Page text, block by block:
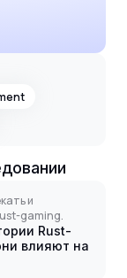
и
gaming.
Rust-
влияют на